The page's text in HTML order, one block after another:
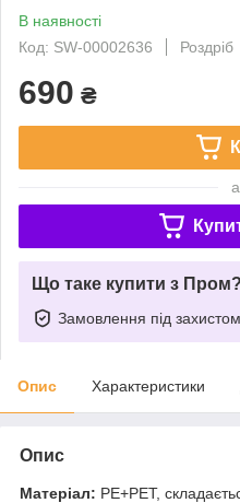
В наявності
Код: SW-00002636
Роздріб
690 ₴
Що таке купити з Пром?
Замовлення під захистом
Опис Характеристики
Опис
Матеріал: PE+PET,